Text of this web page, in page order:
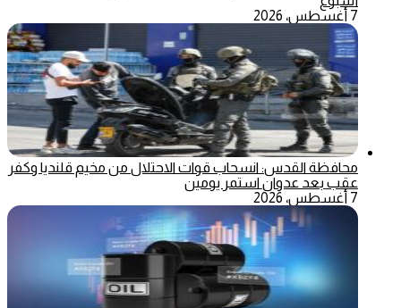
7 أغسطس، 2026
محافظة القدس: انسحاب قوات الاحتلال من مخيم قلنديا وكفر
عقب بعد عدوان استمر يومين
7 أغسطس، 2026